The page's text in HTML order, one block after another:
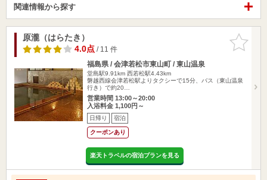
関連情報から探す
お気に入
りに追加
原瀧（はらたき）
4.0点/ 11 件
福島県 / 会津若松市東山町 / 東山温泉
堂島駅9.91km 西若松駅4.43km
磐越西線会津若松駅よりタクシーで15分、バス（東山温泉
行き）で約20…
営業時間 13:00～20:00
入浴料金 1,100円～
日帰り 宿泊
クーポンあり
楽天トラベルの宿泊プランを見る